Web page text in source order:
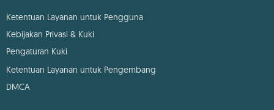
Ketentuan Layanan untuk Pengguna
Kebijakan Privasi & Kuki
Pengaturan Kuki
Ketentuan Layanan untuk Pengembang
DMCA